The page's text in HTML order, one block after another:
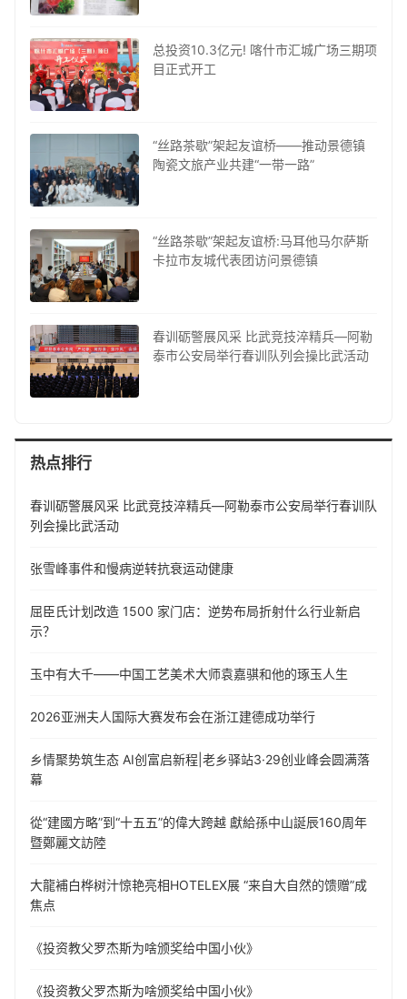
总投资10.3亿元! 喀什市汇城广场三期项
目正式开工
“丝路茶歇”架起友谊桥——推动景德镇
陶瓷文旅产业共建“一带一路”
“丝路茶歇”架起友谊桥:马耳他马尔萨斯
卡拉市友城代表团访问景德镇
春训砺警展风采 比武竞技淬精兵—阿勒
泰市公安局举行春训队列会操比武活动
热点排行
春训砺警展风采 比武竞技淬精兵—阿勒泰市公安局举行春训队
列会操比武活动
张雪峰事件和慢病逆转抗衰运动健康
屈臣氏计划改造 1500 家门店：逆势布局折射什么行业新启
示？
玉中有大千——中国工艺美术大师袁嘉骐和他的琢玉人生
​2026亚洲夫人国际大赛发布会在浙江建德成功举行
乡情聚势筑生态 AI创富启新程|老乡驿站3·29创业峰会圆满落
幕
從“建國方略”到“十五五”的偉大跨越 獻給孫中山誕辰160周年
暨鄭麗文訪陸
大龍補白桦树汁惊艳亮相HOTELEX展 “来自大自然的馈赠”成
焦点
《投资教父罗杰斯为啥颁奖给中国小伙》
《投资教父罗杰斯为啥颁奖给中国小伙》